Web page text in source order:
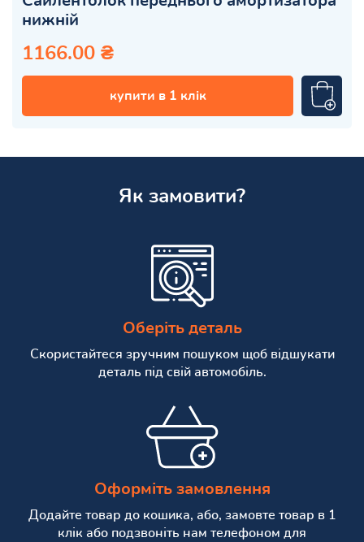
нижній
1166.00 ₴
купити в 1 клік
Як замовити?
Оберіть деталь
Скористайтеся зручним пошуком щоб відшукати
деталь під свій автомобіль.
Оформіть замовлення
Додайте товар до кошика, або, замовте товар в 1
клік або подзвоніть нам телефоном для